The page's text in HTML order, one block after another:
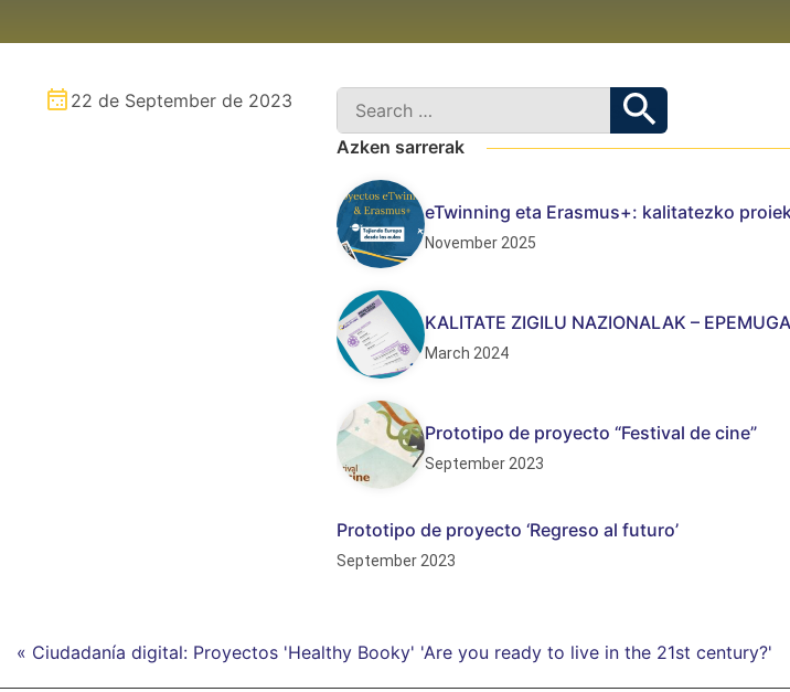
22 de September de 2023
Azken sarrerak
eTwinning eta Erasmus+: kalitatezko
November 2025
KALITATE ZIGILU NAZIONALAK –
March 2024
Prototipo de proyecto “Festival de cine”
September 2023
Prototipo de proyecto ‘Regreso al futuro’
September 2023
« Ciudadanía digital: Proyectos 'Healthy Booky' 'Are you ready to live in the 21st century?'